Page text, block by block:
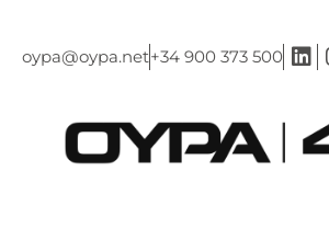
oypa@oypa.net+34 900 373 500